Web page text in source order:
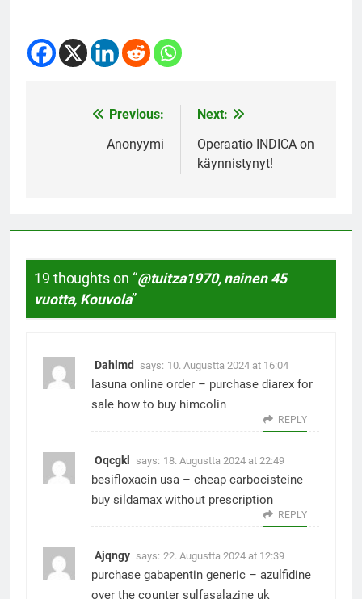
navigation
Previous:
Anonyymi
Next:
Operaatio INDICA on
käynnistynyt!
19 thoughts on “@tuitza1970, nainen 45
vuotta, Kouvola”
Dahlmd says: 10. Augustta 2024 at 16:04
lasuna online order – purchase diarex for
sale how to buy himcolin
REPLY
Oqcgkl says: 18. Augustta 2024 at 22:49
besifloxacin usa – cheap carbocisteine
buy sildamax without prescription
REPLY
Ajqngy says: 22. Augustta 2024 at 12:39
purchase gabapentin generic – azulfidine
over the counter sulfasalazine uk